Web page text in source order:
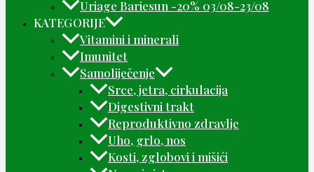
Uriage Bariesun -20% 03/08-23/08
KATEGORIJE
Vitamini i minerali
Imunitet
Samoliječenje
Srce, jetra, cirkulacija
Digestivni trakt
Reproduktivno zdravlje
Uho, grlo, nos
Kosti, zglobovi i mišići